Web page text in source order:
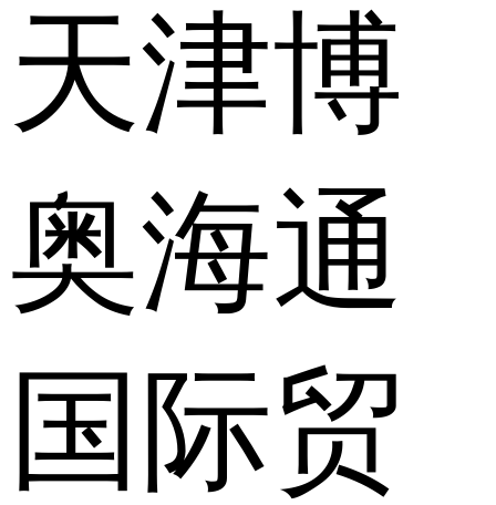
天津博
奥海通
国际贸